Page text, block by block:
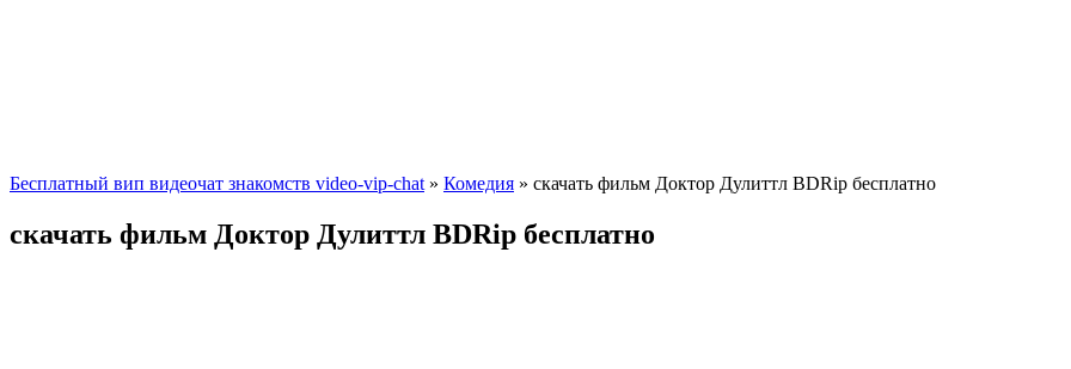
Бесплатный вип видеочат знакомств video-vip-chat » Комедия » скачать фильм Доктор Дулиттл BDRip бесплатно
скачать фильм Доктор Дулиттл BDRip бесплатно